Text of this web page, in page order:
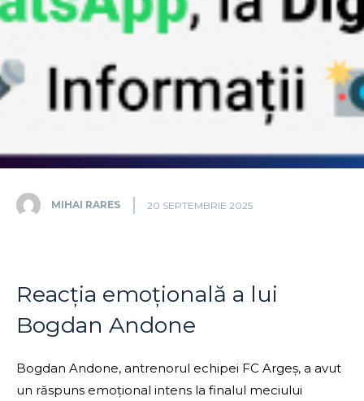
MIHAI RARES 20 SEPTEMBRIE 2025
Reacția emoțională a lui
Bogdan Andone
Bogdan Andone, antrenorul echipei FC Argeș, a avut
un răspuns emoțional intens la finalul meciului